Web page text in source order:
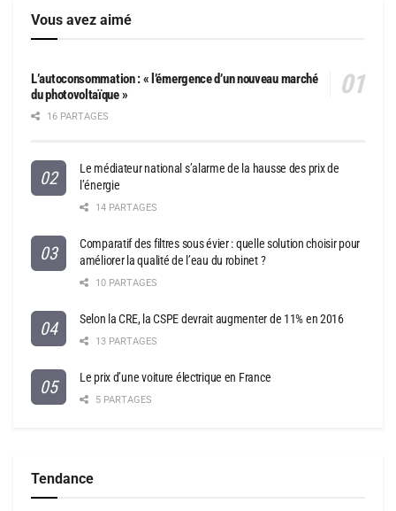
Vous avez aimé
L’autoconsommation : « l’émergence d’un nouveau marché
du photovoltaïque »
16 PARTAGES
Le médiateur national s’alarme de la hausse des prix de
l’énergie
14 PARTAGES
Comparatif des filtres sous évier : quelle solution choisir pour
améliorer la qualité de l’eau du robinet ?
10 PARTAGES
Selon la CRE, la CSPE devrait augmenter de 11% en 2016
13 PARTAGES
Le prix d’une voiture électrique en France
5 PARTAGES
Tendance